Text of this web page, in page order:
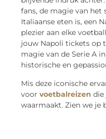
fans, de magie van
Italiaanse eten is, een
plezier aan elke
jouw Napoli tickets op
magie van de Serie A
historische en
Mis deze iconische
voor voetbalreizen die
waarmaakt. Zien we je